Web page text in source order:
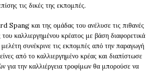
τις δικές της εκπομπές.
Spang και της ομάδας του ανέλυσε τις πιθανές
του καλλιεργημένου κρέατος με βάση διαφορετικά
συνέκρινε τις εκπομπές από την παραγωγή
από το καλλιεργημένο κρέας και διαπίστωσε
για την καλλιέργεια τροφίμων θα μπορούσε να